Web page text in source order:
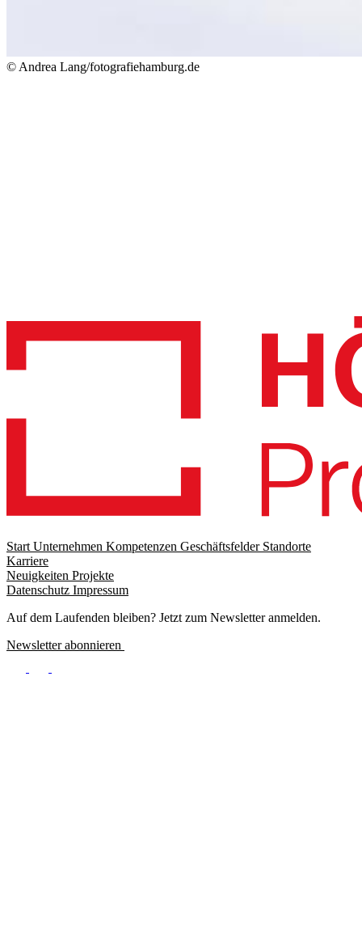
© Andrea Lang/fotografiehamburg.de
Footer
menu
Start Unternehmen Kompetenzen Geschäftsfelder Standorte
Karriere
Footer
Meta
Neuigkeiten Projekte
Datenschutz Impressum
Auf dem Laufenden bleiben? Jetzt zum Newsletter anmelden.
Newsletter abonnieren